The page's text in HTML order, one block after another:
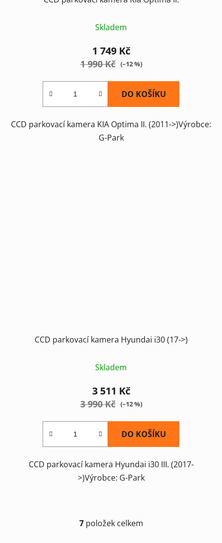
Skladem
1 749 Kč
1 990 Kč (–12 %)
DO KOŠÍKU
CCD parkovací kamera KIA Optima II. (2011->)Výrobce:
G-Park
CCD parkovací kamera Hyundai i30 (17->)
Skladem
3 511 Kč
3 990 Kč (–12 %)
DO KOŠÍKU
CCD parkovací kamera Hyundai i30 III. (2017-
>)Výrobce: G-Park
O
7položek celkem